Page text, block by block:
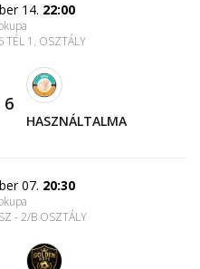
14. 22:00
TÉL 1. OSZTÁLY
6
HASZNÁLTALMA
07. 20:30
- 2/B OSZTÁLY